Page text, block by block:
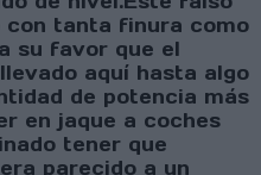
con tanta finura como
su favor que el
aquí hasta algo
de potencia más
en jaque a coches
tener que
parecido a un